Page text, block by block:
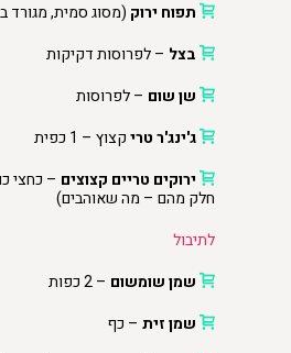
תפוח ירוק (מסוג סמית, מגורד
בצל – לפרוסות דקיקות
שן שום – לפרוסות
ג'ינג'ר טריקצוץ – 1 כפית
ירוקים טריים קצוצים – כחצי
חלק מהם – מה שאוהבים)
לתיבול
שמן שומשום – 2 כפות
שמן זית – כף